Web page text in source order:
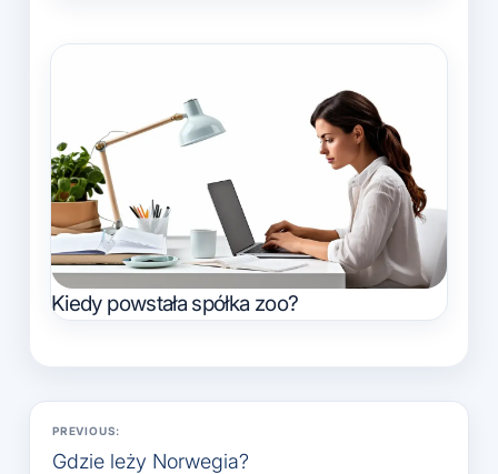
Kiedy powstała spółka zoo?
Nawigacja
wpisu
PREVIOUS:
Gdzie leży Norwegia?